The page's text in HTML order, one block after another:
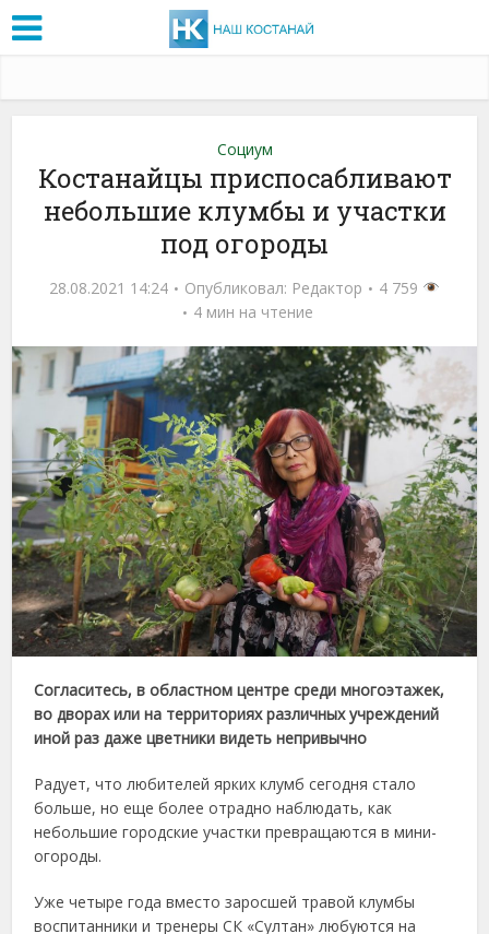
Социум
Костанайцы приспосабливают
небольшие клумбы и участки
под огороды
28.08.2021 14:24 Опубликовал: Редактор
4 759
4 мин на чтение
Согласитесь, в областном центре среди многоэтажек,
во дворах или на территориях различных учреждений
иной раз даже цветники видеть непривычно
Радует, что любителей ярких клумб сегодня стало
больше, но еще более отрадно наблюдать, как
небольшие городские участки превращаются в мини-
огороды.
Уже четыре года вместо заросшей травой клумбы
воспитанники и тренеры СК «Султан» любуются на